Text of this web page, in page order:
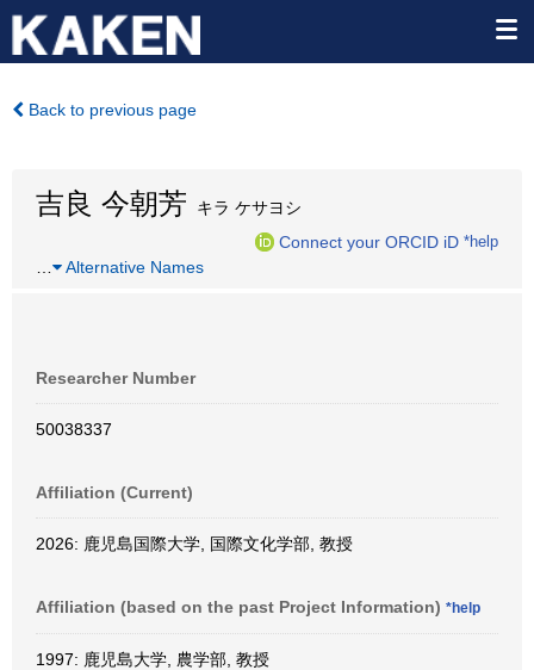
Back to previous page
吉良 今朝芳 キラ ケサヨシ
Connect your ORCID iD *help
Alternative Names
Researcher Number
50038337
Affiliation (Current)
2026: 鹿児島国際大学, 国際文化学部, 教授
Affiliation (based on the past Project Information) *help
1997: 鹿児島大学, 農学部, 教授